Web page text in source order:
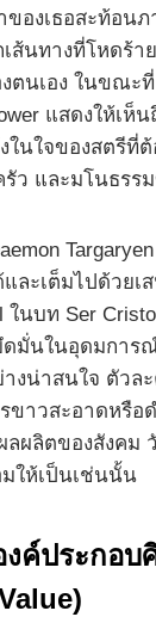
ของเธอสะท้อน
ส้นทางที่โหดร้า
ตนเอง ในขณะที่
แสดงให้เห็น
นใจของสตรีที่ต้
ว และมโนธรรม
ละเต็มไปด้วยเ
ในบท Ser
มั่นในอุดมการ
างน่าสนใจ ตัวล
าวสะอาดหรือ
ผลิตของสังคม
ให้เป็นเช่นนั้น
งค์ประกอบ